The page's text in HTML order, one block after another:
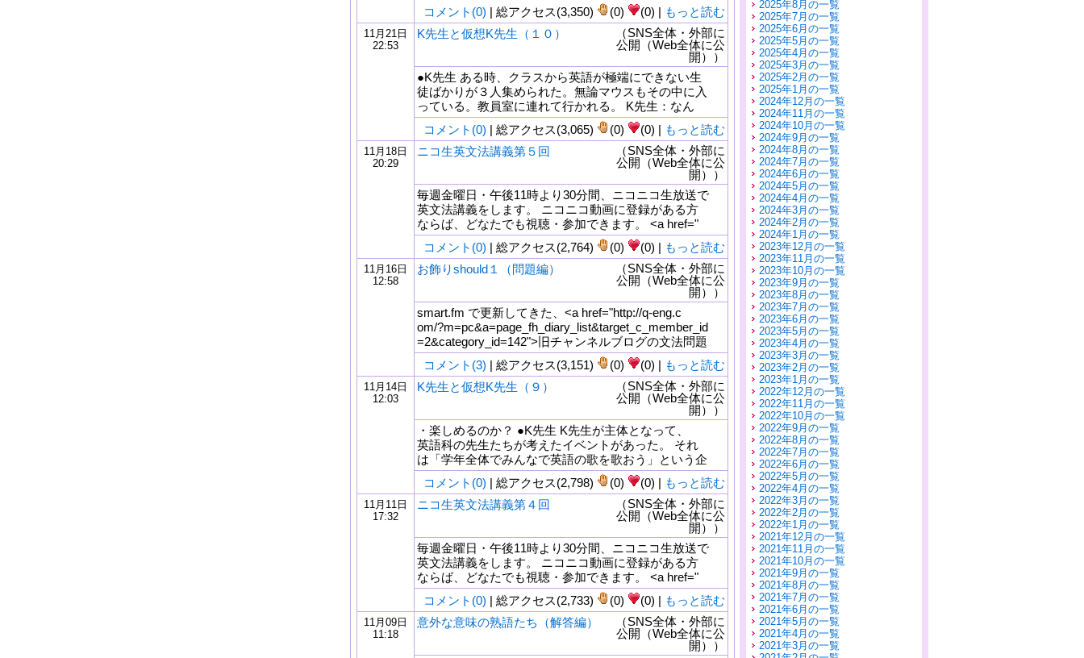
コメント(0) | 総アクセス(3,350) (0) (0) | もっと読む
11月21日
22:53
K先生と仮想K先生（１０）
（SNS全体・外部に
公開（Web全体に公
開））
●K先生 ある時、クラスから英語が極端にできない生
徒ばかりが３人集められた。無論マウスもその中に入
っている。教員室に連れて行かれる。 K先生：なん
コメント(0) | 総アクセス(3,065) (0) (0) | もっと読む
11月18日
20:29
ニコ生英文法講義第５回
（SNS全体・外部に
公開（Web全体に公
開））
毎週金曜日・午後11時より30分間、ニコニコ生放送で
英文法講義をします。 ニコニコ動画に登録がある方
ならば、どなたでも視聴・参加できます。 <a href="
コメント(0) | 総アクセス(2,764) (0) (0) | もっと読む
11月16日
12:58
お飾りshould１（問題編）
（SNS全体・外部に
公開（Web全体に公
開））
smart.fm で更新してきた、<a href="http://q-eng.c
om/?m=pc&a=page_fh_diary_list&target_c_member_id
=2&category_id=142">旧チャンネルブログの文法問題
コメント(3) | 総アクセス(3,151) (0) (0) | もっと読む
11月14日
12:03
K先生と仮想K先生（９）
（SNS全体・外部に
公開（Web全体に公
開））
・楽しめるのか？ ●K先生 K先生が主体となって、
英語科の先生たちが考えたイベントがあった。 それ
は「学年全体でみんなで英語の歌を歌おう」という企
コメント(0) | 総アクセス(2,798) (0) (0) | もっと読む
11月11日
17:32
ニコ生英文法講義第４回
（SNS全体・外部に
公開（Web全体に公
開））
毎週金曜日・午後11時より30分間、ニコニコ生放送で
英文法講義をします。 ニコニコ動画に登録がある方
ならば、どなたでも視聴・参加できます。 <a href="
コメント(0) | 総アクセス(2,733) (0) (0) | もっと読む
11月09日
11:18
意外な意味の熟語たち（解答編）
（SNS全体・外部に
公開（Web全体に公
開））
2025年8月の一覧
2025年7月の一覧
2025年6月の一覧
2025年5月の一覧
2025年4月の一覧
2025年3月の一覧
2025年2月の一覧
2025年1月の一覧
2024年12月の一覧
2024年11月の一覧
2024年10月の一覧
2024年9月の一覧
2024年8月の一覧
2024年7月の一覧
2024年6月の一覧
2024年5月の一覧
2024年4月の一覧
2024年3月の一覧
2024年2月の一覧
2024年1月の一覧
2023年12月の一覧
2023年11月の一覧
2023年10月の一覧
2023年9月の一覧
2023年8月の一覧
2023年7月の一覧
2023年6月の一覧
2023年5月の一覧
2023年4月の一覧
2023年3月の一覧
2023年2月の一覧
2023年1月の一覧
2022年12月の一覧
2022年11月の一覧
2022年10月の一覧
2022年9月の一覧
2022年8月の一覧
2022年7月の一覧
2022年6月の一覧
2022年5月の一覧
2022年4月の一覧
2022年3月の一覧
2022年2月の一覧
2022年1月の一覧
2021年12月の一覧
2021年11月の一覧
2021年10月の一覧
2021年9月の一覧
2021年8月の一覧
2021年7月の一覧
2021年6月の一覧
2021年5月の一覧
2021年4月の一覧
2021年3月の一覧